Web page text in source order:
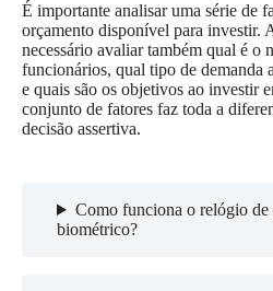
É importante analisar uma série de
orçamento disponível para investir.
necessário avaliar também qual é o
funcionários, qual tipo de demanda
e quais são os objetivos ao investir
conjunto de fatores faz toda a
decisão assertiva.
Como funciona o relógio de
biométrico?